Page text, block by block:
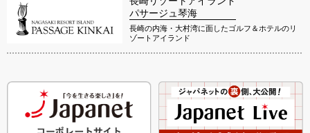
パサージュ琴海
長崎の内海・大村湾に面したゴルフ＆ホテルのリ
ゾートアイランド